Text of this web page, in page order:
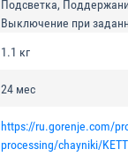
Подсветка,
Выключение при
1.1 кг
24 мес
https://ru.gorenje.com/
processing/chayniki/